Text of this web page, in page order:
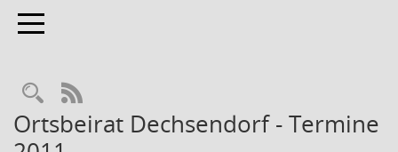
Toggle navigation
Rechercheauswahl
RSS-Feed
Ortsbeirat Dechsendorf - Termine